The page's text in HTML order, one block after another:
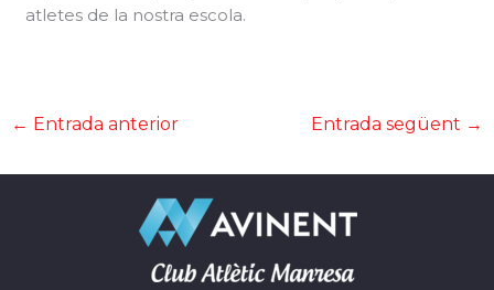
atletes de la nostra escola.
← Entrada anterior Entrada següent →